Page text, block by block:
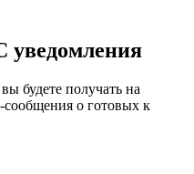
уведомления
будете получать на
о готовых к